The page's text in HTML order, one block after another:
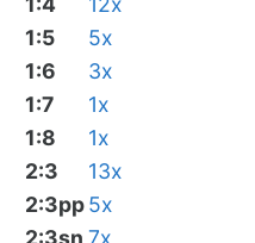
1:5
5x
1:6
3x
1:7
1x
1:8
1x
2:3
13x
2:3pp5x
2:3sn 7x